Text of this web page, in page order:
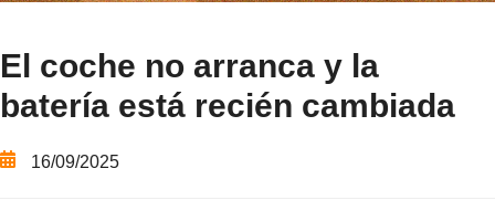
El coche no arranca y la
batería está recién cambiada
16/09/2025